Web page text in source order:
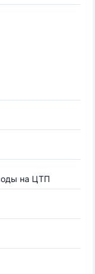
на ЦТП